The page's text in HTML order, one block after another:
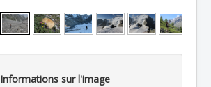
Informations sur l'image